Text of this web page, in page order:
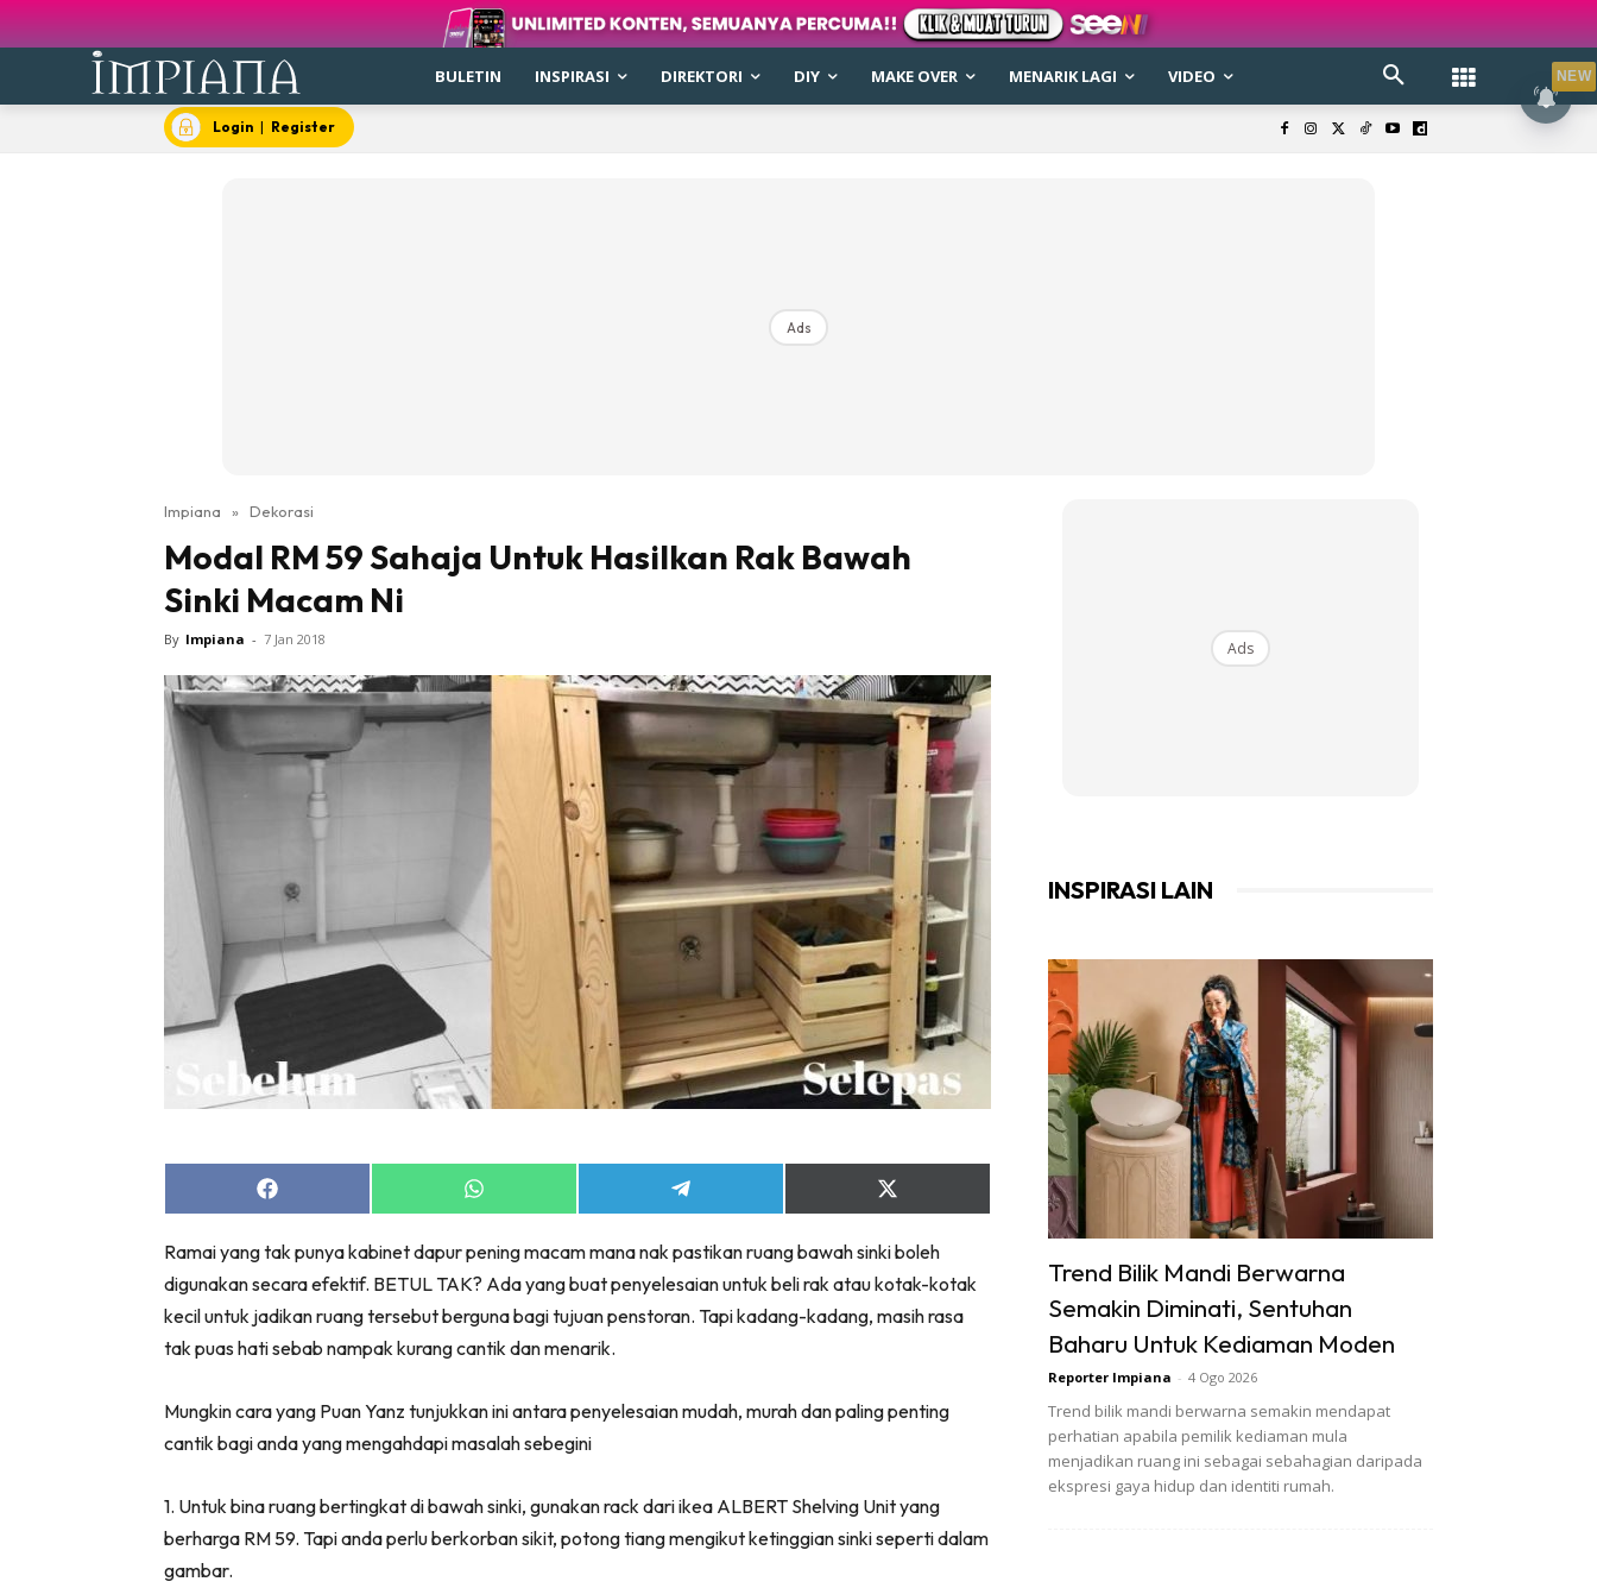
Buletin
Bilik Air
Bilik Tidur
Ruang Makan
Ruang Tamu
Interior Design
Landskap
Bilik Tidur
Make Over
Bilik Air
Bilik Tidur
Dapur
Ruang Makan
Ruang Tamu
Casa Impiana
Impiana Makeover
Destinasi
BULETIN INSPIRASI DIREKTORI DIY MAKE OVER MENARIK LAGI VIDEO
Login | Register
Ads
Impiana » Dekorasi
Modal RM 59 Sahaja Untuk Hasilkan Rak Bawah
Sinki Macam Ni
By Impiana - 7 Jan 2018
Share
on
Share
on
Share
on
Share
on
(Twitter)
Ramai yang tak punya kabinet dapur pening macam mana nak pastikan ruang bawah sinki boleh
digunakan secara efektif. BETUL TAK? Ada yang buat penyelesaian untuk beli rak atau kotak-kotak
kecil untuk jadikan ruang tersebut berguna bagi tujuan penstoran. Tapi kadang-kadang, masih rasa
tak puas hati sebab nampak kurang cantik dan menarik.
Mungkin cara yang Puan Yanz tunjukkan ini antara penyelesaian mudah, murah dan paling penting
cantik bagi anda yang mengahdapi masalah sebegini
1. Untuk bina ruang bertingkat di bawah sinki, gunakan rack dari ikea ALBERT Shelving Unit yang
berharga RM 59. Tapi anda perlu berkorban sikit, potong tiang mengikut ketinggian sinki seperti dalam
gambar.
Ads
INSPIRASI LAIN
Trend Bilik Mandi Berwarna
Semakin Diminati, Sentuhan
Baharu Untuk Kediaman Moden
Reporter Impiana - 4 Ogo 2026
Trend bilik mandi berwarna semakin mendapat
perhatian apabila pemilik kediaman mula
menjadikan ruang ini sebagai sebahagian daripada
ekspresi gaya hidup dan identiti rumah.
NEW